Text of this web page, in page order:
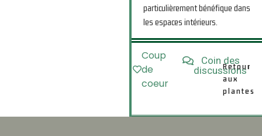
particulièrement bénéfique dans
les espaces intérieurs.
Coup
de
coeur
Coin des
discussions
Retour
aux
plantes